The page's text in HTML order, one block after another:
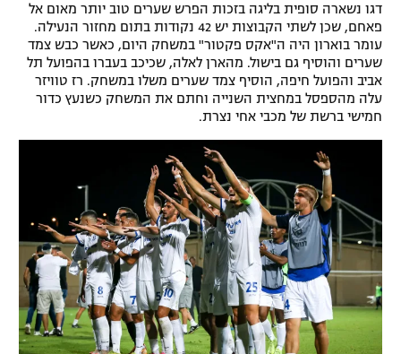
דגו נשארה סופית בליגה בזכות הפרש שערים טוב יותר מאום אל
פאחם, שכן לשתי הקבוצות יש 42 נקודות בתום מחזור הנעילה.
עומר בוארון היה ה"אקס פקטור" במשחק היום, כאשר כבש צמד
שערים והוסיף גם בישול. מהארן לאלה, שכיכב בעברו בהפועל תל
אביב והפועל חיפה, הוסיף צמד שערים משלו במשחק. רז טוויזר
עלה מהספסל במחצית השנייה וחתם את המשחק כשנעץ כדור
חמישי ברשת של מכבי אחי נצרת.